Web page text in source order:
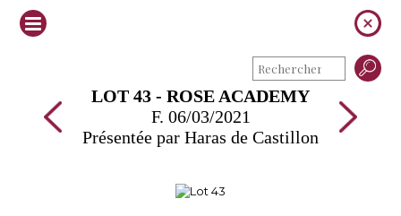
LOT 43 - ROSE ACADEMY
F. 06/03/2021
Présentée par Haras de Castillon